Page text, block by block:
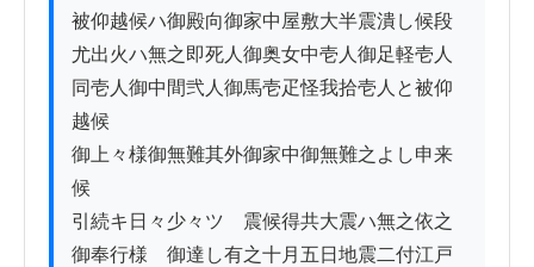
被仰越候ハ御殿向御家中屋敷大半震潰し候段
尤出火ハ無之即死人御奥女中壱人御足軽壱人
同壱人御中間弐人御馬壱疋怪我拾壱人と被仰
越候
御上々様御無難其外御家中御無難之よし申来
候
引続キ日々少々ツゝ震候得共大震ハ無之依之
御奉行様ゟ御達し有之十月五日地震二付江戸